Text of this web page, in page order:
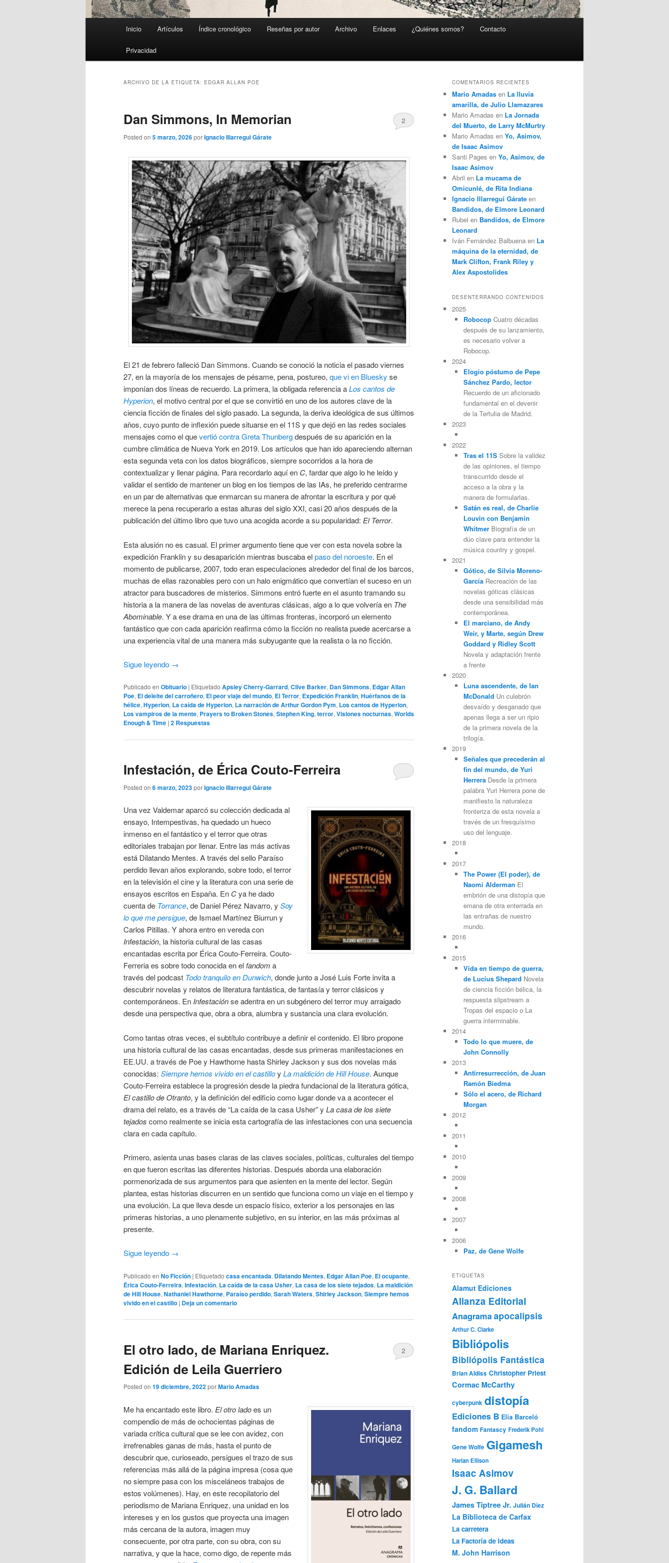
Inicio Artículos Índice cronológico Reseñas por autor Archivo Enlaces ¿Quiénes somos? Contacto
Privacidad
ARCHIVO DE LA ETIQUETA: EDGAR ALLAN POE
Dan Simmons, In Memorian
Posted on 5 marzo, 2026porIgnacio Illarregui Gárate
2
El 21 de febrero falleció Dan Simmons. Cuando se conoció la noticia el pasado viernes
27, en la mayoría de los mensajes de pésame, pena, postureo, que vi en Bluesky se
imponían dos líneas de recuerdo. La primera, la obligada referencia aLos cantos de
Hyperion, el motivo central por el que se convirtió en uno de los autores clave de la
ciencia ficción de finales del siglo pasado. La segunda, la deriva ideológica de sus últimos
años, cuyo punto de inflexión puede situarse en el 11S y que dejó en las redes sociales
mensajes como el quevertió contra Greta Thunbergdespués de su aparición en la
cumbre climática de Nueva York en 2019. Los artículos que han ido apareciendo alternan
esta segunda veta con los datos biográficos, siempre socorridos a la hora de
contextualizar y llenar página. Para recordarlo aquí en C, fardar que algo lo he leído y
validar el sentido de mantener un blog en los tiempos de las IAs, he preferido centrarme
en un par de alternativas que enmarcan su manera de afrontar la escritura y por qué
merece la pena recuperarlo a estas alturas del siglo XXI, casi 20 años después de la
publicación del último libro que tuvo una acogida acorde a su popularidad: El Terror.
Esta alusión no es casual. El primer argumento tiene que ver con esta novela sobre la
expedición Franklin y su desaparición mientras buscaba elpaso del noroeste. En el
momento de publicarse, 2007, todo eran especulaciones alrededor del final de los barcos,
muchas de ellas razonables pero con un halo enigmático que convertían el suceso en un
atractor para buscadores de misterios. Simmons entró fuerte en el asunto tramando su
historia a la manera de las novelas de aventuras clásicas, algo a lo que volvería en The
Abominable. Y a ese drama en una de las últimas fronteras, incorporó un elemento
fantástico que con cada aparición reafirma cómo la ficción no realista puede acercarse a
una experiencia vital de una manera más subyugante que la realista o la no ficción.
Sigue leyendo →
Publicado en Obituario | Etiquetado Apsley Cherry-Garrard,Clive Barker, Dan Simmons, Edgar Allan
Poe, El deleite del carroñero, El peor viaje del mundo, El Terror, Expedición Franklin,Huérfanos de la
hélice,Hyperion, La caída de Hyperion, La narración de Arthur Gordon Pym, Los cantos de Hyperion,
Los vampiros de la mente, Prayers to Broken Stones,Stephen King,terror,Visiones nocturnas,Worlds
Enough & Time | 2 Respuestas
Infestación, de Érica Couto-Ferreira
Posted on 6 marzo, 2023porIgnacio Illarregui Gárate
Una vez Valdemar aparcó su colección dedicada al
ensayo, Intempestivas, ha quedado un hueco
inmenso en el fantástico y el terror que otras
editoriales trabajan por llenar. Entre las más activas
está Dilatando Mentes. A través del sello Paraíso
perdido llevan años explorando, sobre todo, el terror
en la televisión el cine y la literatura con una serie de
ensayos escritos en España. En Cya he dado
cuenta de Torrance, de Daniel Pérez Navarro, y Soy
lo que me persigue, de Ismael Martínez Biurrun y
Carlos Pitillas. Y ahora entro en vereda con
Infestación, la historia cultural de las casas
encantadas escrita por Érica Couto-Ferreira. Couto-
Ferreria es sobre todo conocida en elfandom a
través del podcast Todo tranquilo en Dunwich, donde junto a José Luis Forte invita a
descubrir novelas y relatos de literatura fantástica, de fantasía y terror clásicos y
contemporáneos. EnInfestaciónse adentra en un subgénero del terror muy arraigado
desde una perspectiva que, obra a obra, alumbra y sustancia una clara evolución.
Como tantas otras veces, el subtítulo contribuye a definir el contenido. El libro propone
una historia cultural de las casas encantadas, desde sus primeras manifestaciones en
EE.UU. a través de Poe y Hawthorne hasta Shirley Jackson y sus dos novelas más
conocidas: Siempre hemos vivido en el castilloy La maldición de Hill House. Aunque
Couto-Ferreira establece la progresión desde la piedra fundacional de la literatura gótica,
El castillo de Otranto, y la definición del edificio como lugar donde va a acontecer el
drama del relato, es a través de “La caída de la casa Usher” y La casa de los siete
tejados como realmente se inicia esta cartografía de las infestaciones con una secuencia
clara en cada capítulo.
Primero, asienta unas bases claras de las claves sociales, políticas, culturales del tiempo
en que fueron escritas las diferentes historias. Después aborda una elaboración
pormenorizada de sus argumentos para que asienten en la mente del lector. Según
plantea, estas historias discurren en un sentido que funciona como un viaje en el tiempo y
una evolución. La que lleva desde un espacio físico, exterior a los personajes en las
primeras historias, a uno plenamente subjetivo, en su interior, en las más próximas al
presente.
Sigue leyendo →
Publicado en No Ficción | Etiquetado casa encantada, Dilatando Mentes, Edgar Allan Poe, El ocupante,
Érica Couto-Ferreira, Infestación, La caída de la casa Usher, La casa de los siete tejados, La maldición
de Hill House, Nathaniel Hawthorne, Paraíso perdido, Sarah Waters, Shirley Jackson, Siempre hemos
vivido en el castillo | Deja un comentario
El otro lado, de Mariana Enriquez.
Edición de Leila Guerriero
Posted on 19 diciembre, 2022porMario Amadas
2
Me ha encantado este libro. El otro ladoes un
compendio de más de ochocientas páginas de
variada crítica cultural que se lee con avidez, con
irrefrenables ganas de más, hasta el punto de
descubrir que, curioseado, persigues el trazo de sus
referencias más allá de la página impresa (cosa que
no siempre pasa con los misceláneos trabajos de
estos volúmenes). Hay, en este recopilatorio del
periodismo de Mariana Enriquez, una unidad en los
intereses y en los gustos que proyecta una imagen
más cercana de la autora, imagen muy
consecuente, por otra parte, con su obra, con su
narrativa, y que la hace, como digo, de repente más
COMENTARIOS RECIENTES
Mario Amadas en La lluvia
amarilla, de Julio Llamazares
Mario Amadas en La Jornada
del Muerto, de Larry McMurtry
Mario Amadas en Yo, Asimov,
de Isaac Asimov
Santi Pages en Yo, Asimov, de
Isaac Asimov
Abril en La mucama de
Omicunlé, de Rita Indiana
Ignacio Illarregui Gárate en
Bandidos, de Elmore Leonard
Rubel en Bandidos, de Elmore
Leonard
Iván Fernández Balbuena en La
máquina de la eternidad, de
Mark Clifton, Frank Riley y
Alex Aspostolides
DESENTERRANDO CONTENIDOS
2025
RobocopCuatro décadas
después de su lanzamiento,
es necesario volver a
Robocop.
2024
Elogio póstumo de Pepe
Sánchez Pardo, lector
Recuerdo de un aficionado
fundamental en el devenir
de la Tertulia de Madrid.
2023
2022
Tras el 11SSobre la validez
de las opiniones, el tiempo
transcurrido desde el
acceso a la obra y la
manera de formularlas.
Satán es real, de Charlie
Louvin con Benjamin
WhitmerBiografía de un
dúo clave para entender la
música country y gospel.
2021
Gótico, de Silvia Moreno-
GarcíaRecreación de las
novelas góticas clásicas
desde una sensibilidad más
contemporánea.
El marciano, de Andy
Weir, y Marte, según Drew
Goddard y Ridley Scott
Novela y adaptación frente
a frente
2020
Luna ascendente, de Ian
McDonald Un culebrón
desvaído y desganado que
apenas llega a ser un ripio
de la primera novela de la
trilogía.
2019
Señales que precederán al
fin del mundo, de Yuri
HerreraDesde la primera
palabra Yuri Herrera pone de
manifiesto la naturaleza
fronteriza de esta novela a
través de un fresquísimo
uso del lenguaje.
2018
2017
The Power (El poder), de
Naomi Alderman El
embrión de una distopía que
emana de otra enterrada en
las entrañas de nuestro
mundo.
2016
2015
Vida en tiempo de guerra,
de Lucius Shepard Novela
de ciencia ficción bélica, la
respuesta slipstream a
Tropas del espacio o La
guerra interminable.
2014
Todo lo que muere, de
John Connolly
2013
Antirresurrección, de Juan
Ramón Biedma
Sólo el acero, de Richard
Morgan
2012
2011
2010
2009
2008
2007
2006
Paz, de Gene Wolfe
ETIQUETAS
Alamut Ediciones
Alianza Editorial
Anagramaapocalipsis
Arthur C. Clarke
Bibliópolis
Bibliópolis Fantástica
Brian Aldiss Christopher Priest
Cormac McCarthy
cyberpunk distopía
Ediciones B Elia Barceló
fandom Fantascy Frederik Pohl
Gene Wolfe Gigamesh
Harlan Ellison
Isaac Asimov
J. G. Ballard
James Tiptree Jr. Julián Díez
La Biblioteca de Carfax
La carretera
La Factoría de Ideas
M. John Harrison